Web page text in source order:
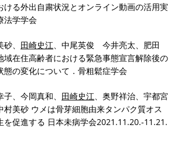
ける外出自粛状況とオンライン動画の活用実
法学学会
、 田崎史江 、中尾英俊 今井亮太、肥田
在住高齢者における緊急事態宣言解除後の
態の変化について．骨粗鬆症学会
、今岡真和、 田崎史江 、奥野祥治、宇都宮
村美砂 ウメは骨芽細胞由来タンパク質オス
を促進する 日本未病学会2021.11.20.-11.21.